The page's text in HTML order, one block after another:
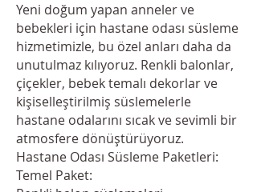
Yeni doğum yapan anneler ve
bebekleri için hastane odası süsleme
hizmetimizle, bu özel anları daha da
unutulmaz kılıyoruz. Renkli balonlar,
çiçekler, bebek temalı dekorlar ve
kişiselleştirilmiş süslemelerle
hastane odalarını sıcak ve sevimli bir
atmosfere dönüştürüyoruz.
Hastane Odası Süsleme Paketleri:
Temel Paket: